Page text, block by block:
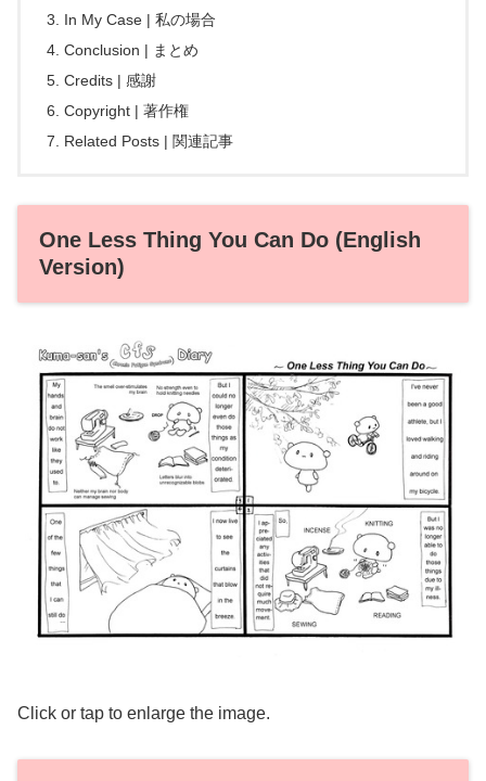
In My Case | 私の場合
Conclusion | まとめ
Credits | 感謝
Copyright | 著作権
Related Posts | 関連記事
One Less Thing You Can Do (English
Version)
Click or tap to enlarge the image.